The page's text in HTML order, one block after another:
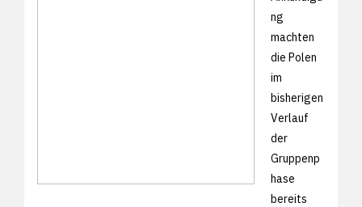
ng
machten
die Polen
im
bisherigen
Verlauf
der
Gruppenp
hase
bereits